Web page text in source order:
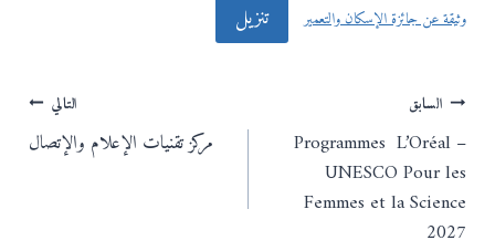
وثيقة عن جائزة الإسكان والتعمير تنزيل
تصفّح
المقالات
السابق
Programmes L’Oréal –
UNESCO Pour les
Femmes et la Science
2027
التالي
مركز تقنيات الإعلام والإتصال